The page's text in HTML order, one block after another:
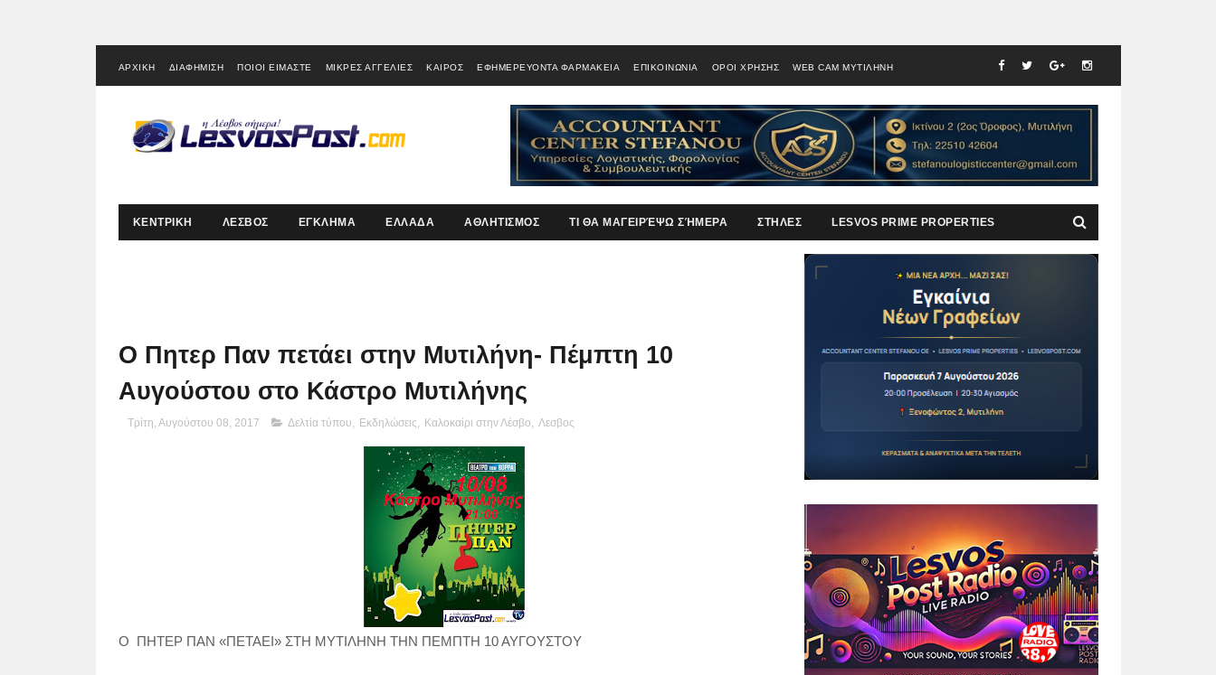
ΑΡΧΙΚΗ ΔΙΑΦΗΜΙΣΗ ΠΟΙΟΙ ΕΙΜΑΣΤΕ ΜΙΚΡΕΣ ΑΓΓΕΛΙΕΣ ΚΑΙΡΟΣ ΕΦΗΜΕΡΕΥΟΝΤΑ ΦΑΡΜΑΚΕΙΑ ΕΠΙΚΟΙΝΩΝΙΑ ΟΡΟΙ ΧΡΗΣΗΣ WEB CAM ΜΥΤΙΛΗΝΗ
ΚΕΝΤΡΙΚΗ ΛΕΣΒΟΣ ΕΓΚΛΗΜΑ ΕΛΛΑΔΑ ΑΘΛΗΤΙΣΜΟΣ ΤΙ ΘΑ ΜΑΓΕΙΡΈΨΩ ΣΉΜΕΡΑ ΣΤΗΛΕΣ LESVOS PRIME PROPERTIES
Ο Πητερ Παν πετάει στην Μυτιλήνη- Πέμπτη 10
Αυγούστου στο Κάστρο Μυτιλήνης
Τρίτη, Αυγούστου 08, 2017 Δελτία τύπου, Εκδηλώσεις, Καλοκαίρι στην Λέσβο, Λεσβος
O ΠΗΤΕΡ ΠΑΝ «ΠΕΤΑΕΙ» ΣΤΗ ΜΥΤΙΛΗΝΗ ΤΗΝ ΠΕΜΠΤΗ 10 ΑΥΓΟΥΣΤΟΥ